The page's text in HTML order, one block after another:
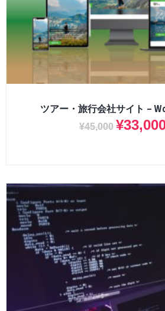
ツアー・旅行会社サイト –
¥45,000 ¥